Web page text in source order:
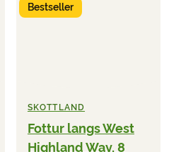
Bestseller
SKOTTLAND
Fottur langs West
Highland Way, 8